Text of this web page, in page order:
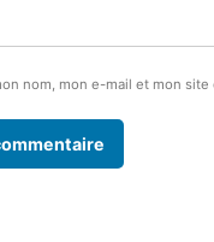
nom, mon e-mail et mon